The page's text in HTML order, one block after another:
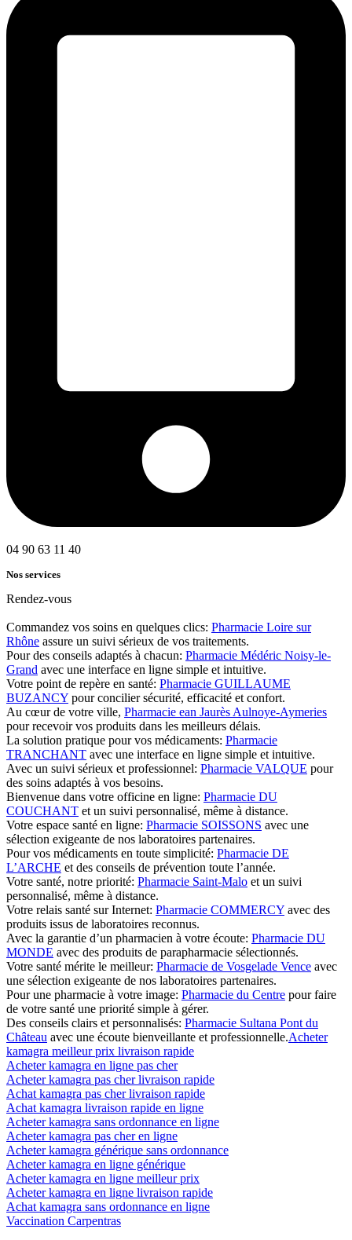
04 90 63 11 40
Nos services
Rendez-vous
Commandez vos soins en quelques clics: Pharmacie Loire sur
Rhône assure un suivi sérieux de vos traitements.
Pour des conseils adaptés à chacun: Pharmacie Médéric Noisy-le-
Grand avec une interface en ligne simple et intuitive.
Votre point de repère en santé: Pharmacie GUILLAUME
BUZANCY pour concilier sécurité, efficacité et confort.
Au cœur de votre ville, Pharmacie ean Jaurès Aulnoye-Aymeries
pour recevoir vos produits dans les meilleurs délais.
La solution pratique pour vos médicaments: Pharmacie
TRANCHANT avec une interface en ligne simple et intuitive.
Avec un suivi sérieux et professionnel: Pharmacie VALQUE pour
des soins adaptés à vos besoins.
Bienvenue dans votre officine en ligne: Pharmacie DU
COUCHANT et un suivi personnalisé, même à distance.
Votre espace santé en ligne: Pharmacie SOISSONS avec une
sélection exigeante de nos laboratoires partenaires.
Pour vos médicaments en toute simplicité: Pharmacie DE
L’ARCHE et des conseils de prévention toute l’année.
Votre santé, notre priorité: Pharmacie Saint-Malo et un suivi
personnalisé, même à distance.
Votre relais santé sur Internet: Pharmacie COMMERCY avec des
produits issus de laboratoires reconnus.
Avec la garantie d’un pharmacien à votre écoute: Pharmacie DU
MONDE avec des produits de parapharmacie sélectionnés.
Votre santé mérite le meilleur: Pharmacie de Vosgelade Vence avec
une sélection exigeante de nos laboratoires partenaires.
Pour une pharmacie à votre image: Pharmacie du Centre pour faire
de votre santé une priorité simple à gérer.
Des conseils clairs et personnalisés: Pharmacie Sultana Pont du
Château avec une écoute bienveillante et professionnelle.Acheter
kamagra meilleur prix livraison rapide
Acheter kamagra en ligne pas cher
Acheter kamagra pas cher livraison rapide
Achat kamagra pas cher livraison rapide
Achat kamagra livraison rapide en ligne
Acheter kamagra sans ordonnance en ligne
Acheter kamagra pas cher en ligne
Acheter kamagra générique sans ordonnance
Acheter kamagra en ligne générique
Acheter kamagra en ligne meilleur prix
Acheter kamagra en ligne livraison rapide
Achat kamagra sans ordonnance en ligne
Vaccination Carpentras